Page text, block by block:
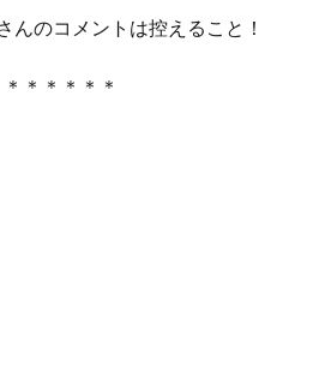
んのコメントは控えること！
＊＊＊＊＊